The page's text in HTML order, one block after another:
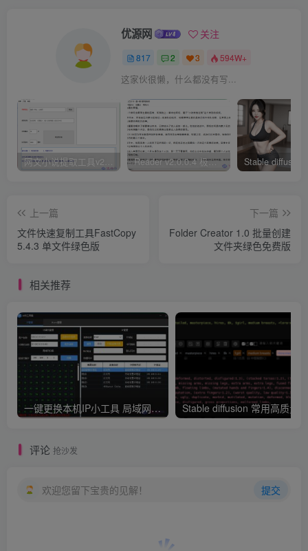
优源网 关注
817 2 3 594W+
这家伙很懒，什么都没有写...
网文小说提取工具v2.10.02 可以自动下载小说 从此不再花钱看小说 Reader v2.0.0.4 极简小说阅读器支持导入在线及离线书源
上一篇
文件快速复制工具FastCopy
5.4.3 单文件绿色版
下一篇
Folder Creator 1.0 批量创建
文件夹绿色免费版
相关推荐
一键更换本机IP小工具 局域网IP扫描
评论 抢沙发
欢迎您留下宝贵的见解！ 提交